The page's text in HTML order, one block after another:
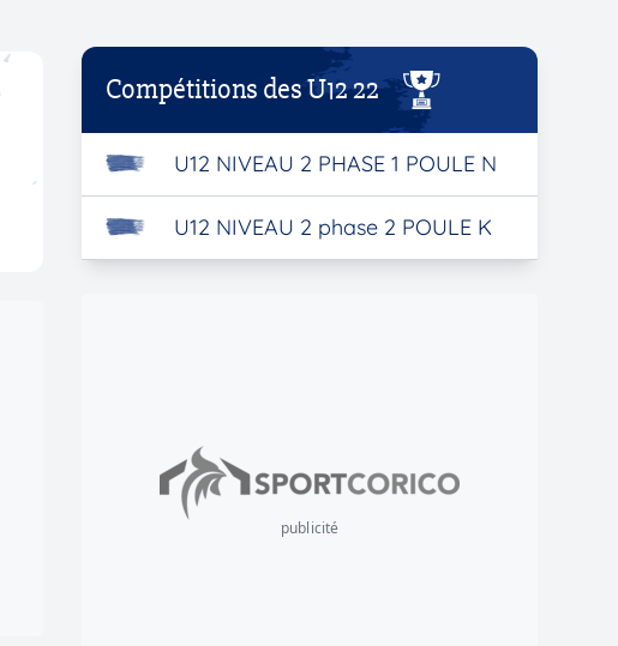
Compétitions des U12 22
U12 NIVEAU 2 PHASE 1 POULE N
U12 NIVEAU 2 phase 2 POULE K
publicité